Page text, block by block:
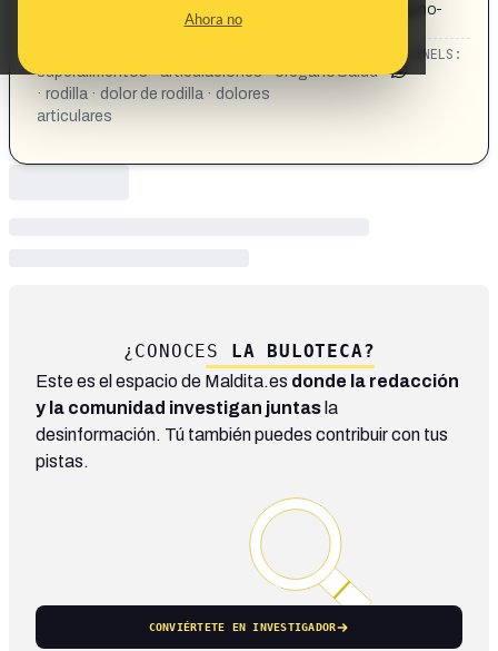
Ahora no
medicinal-que-cura-el-dolor-de-rodilla-genera-colageno-
y-fortalece-todas-las-articulaciones.html
superalimentos · articulaciones · orégano
· rodilla · dolor de rodilla · dolores
articulares
Salud
CHANNELS:
¿CONOCES LA BULOTECA?
Este es el espacio de Maldita.es donde la redacción
y la comunidad investigan juntas la
desinformación. Tú también puedes contribuir con tus
pistas.
CONVIÉRTETE EN INVESTIGADOR